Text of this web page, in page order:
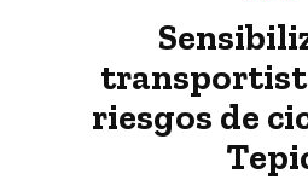
riesgos de